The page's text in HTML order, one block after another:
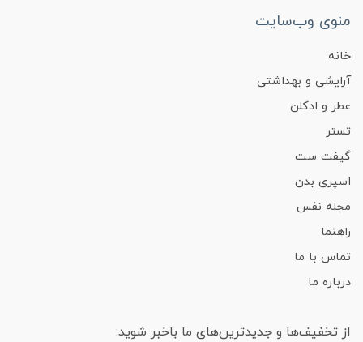
منوی وب‌سایت
خانه
آرایشی و بهداشتی
عطر و ادکلن
تستر
گیفت ست
اسپری بدن
مجله نفس
راهنما
تماس با ما
درباره ما
از تخفیف‌ها و جدیدترین‌های ما باخبر شوید: